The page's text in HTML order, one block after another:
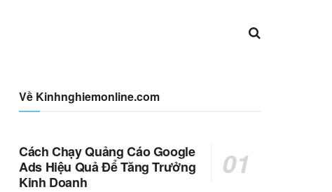
Về Kinhnghiemonline.com
Cách Chạy Quảng Cáo Google
Ads Hiệu Quả Để Tăng Trưởng
Kinh Doanh